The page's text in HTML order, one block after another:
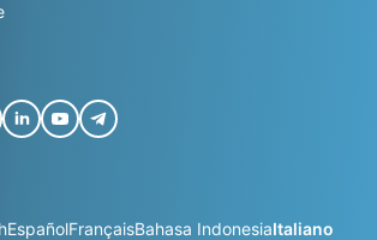
EspañolFrançaisBahasa IndonesiaItaliano